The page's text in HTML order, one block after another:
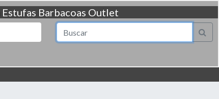
Estufas Barbacoas Outlet